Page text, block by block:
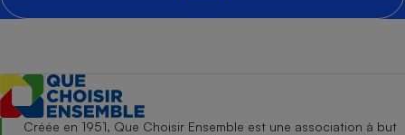
Créée en 1951, Que Choisir Ensemble est une association à but